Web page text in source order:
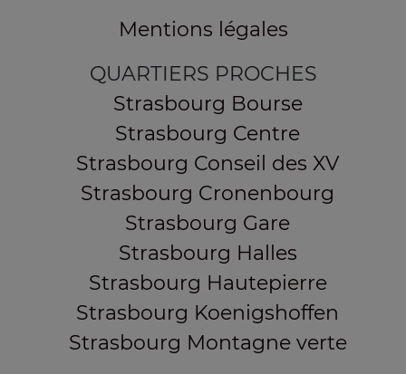
Mentions légales
QUARTIERS PROCHES
Strasbourg Bourse
Strasbourg Centre
Strasbourg Conseil des XV
Strasbourg Cronenbourg
Strasbourg Gare
Strasbourg Halles
Strasbourg Hautepierre
Strasbourg Koenigshoffen
Strasbourg Montagne verte